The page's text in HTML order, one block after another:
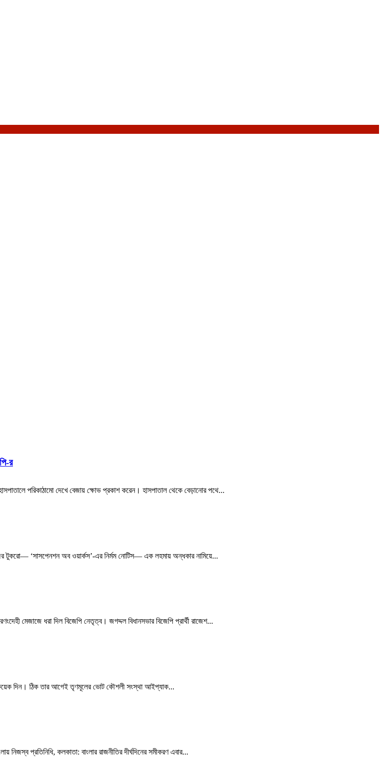
র
পরিকাঠামো দেখে বেজায় ক্ষোভ প্রকাশ করেন। হাসপাতাল থেকে বেড়ানোর পথে...
টুকরো— ‘সাসপেনশন অব ওয়ার্কস’-এর নির্মম নোটিস— এক লহমায় অন্ধকার নামিয়ে...
মেজাজে ধরা দিল বিজেপি নেতৃত্ব। জগদ্দল বিধানসভার বিজেপি প্রার্থী রাজেশ...
কয়েক দিন। ঠিক তার আগেই তৃণমূলের ভোট কৌশলী সংস্থা আইপ্যাক...
প্রতিনিধি, কলকাতা: বাংলার রাজনীতির দীর্ঘদিনের সমীকরণ এবার...